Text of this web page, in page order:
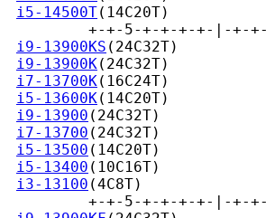
i5-14500T(14C20T)
+-+-5-+-+-+-+-|-+-
i9-13900KS
i9-13900K(24C32T)
i7-13700K(16C24T)
i5-13600K(14C20T)
i9-13900 (24C32T)
i7-13700 (24C32T)
i5-13500 (14C20T)
i5-13400 (10C16T)
i3-13100 (4C8T)
+-+-5-+-+-+-+-|-+-